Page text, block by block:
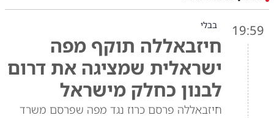
19:59 בבלי
חיזבאללה תוקף מפה
ישראלית שמציגה את דרום
לבנון כחלק מישראל
חיזבאללה פרסם כרוז נגד מפה שפרסם משרד